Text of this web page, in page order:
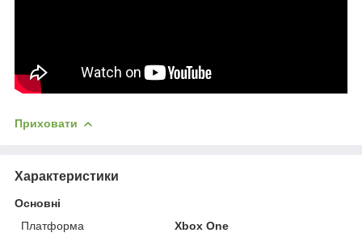
Приховати
Характеристики
Основні
Платформа
Xbox One